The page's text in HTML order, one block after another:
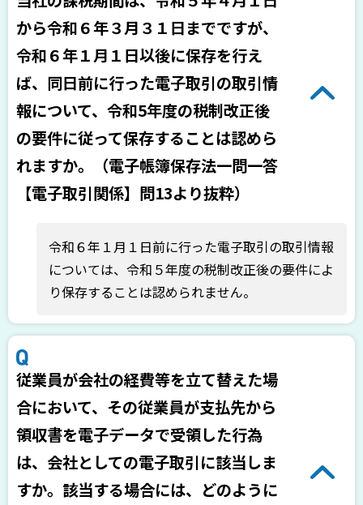
から令和６年３月３１日までですが、
令和６年１月１日以後に保存を行え
ば、同日前に行った電子取引の取引情
報について、令和5年度の税制改正後
の要件に従って保存することは認めら
れますか。（電子帳簿保存法一問一答
【電子取引関係】問13より抜粋）
令和６年１月１日前に行った電子取引の取引情報
については、令和５年度の税制改正後の要件によ
り保存することは認められません。
従業員が会社の経費等を立て替えた場
合において、その従業員が支払先から
領収書を電子データで受領した行為
は、会社としての電子取引に該当しま
すか。該当する場合には、どのように